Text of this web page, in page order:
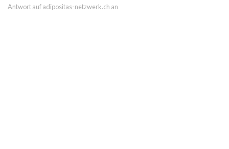
Antwort auf adipositas-netzwerk.ch an